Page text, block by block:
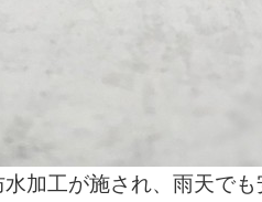
加工が施され、雨天でも